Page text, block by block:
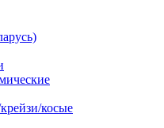
косые